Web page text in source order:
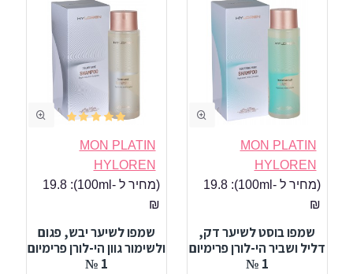
MON PLATIN
HYLOREN
(מחיר ל -100ml):
19.8
₪
שמפו בוסט לשיער דק,
דליל ושביר הי-לורן פרימיום
1 №
MON PLATIN
HYLOREN
(מחיר ל -100ml):
19.8
₪
שמפו לשיער יבש, פגום
ולשימור גוון הי-לורן פרימיום
1 №